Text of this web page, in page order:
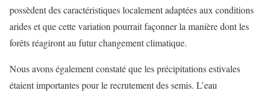
possèdent des caractéristiques localement adaptées aux conditions
arides et que cette variation pourrait façonner la manière dont les
forêts réagiront au futur changement climatique.
Nous avons également constaté que les précipitations estivales
étaient importantes pour le recrutement des semis. L’eau